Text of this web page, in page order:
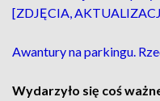
[ZDJĘCIA,
Awantury na parkingu.
Wydarzyło się coś